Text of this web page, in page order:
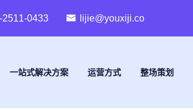
2511-0433 lijie@youxiji.co
一站式解决方案 运营方式 整场策划